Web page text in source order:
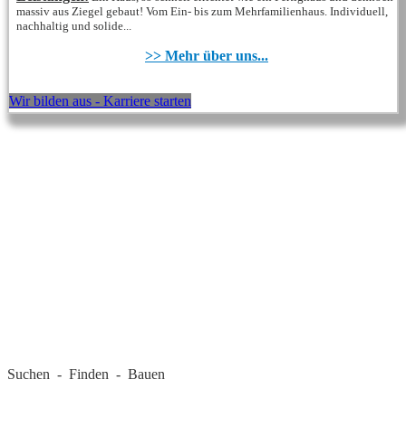
massiv aus Ziegel gebaut! Vom Ein- bis zum Mehrfamilienhaus. Individuell,
nachhaltig und solide...
>> Mehr über uns...
Wir bilden aus - Karriere starten
Suchen - Finden - Bauen